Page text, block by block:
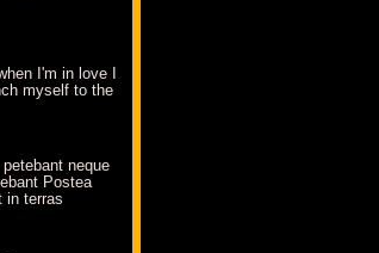
I'm in love I
myself to the
neque
Postea
in terras